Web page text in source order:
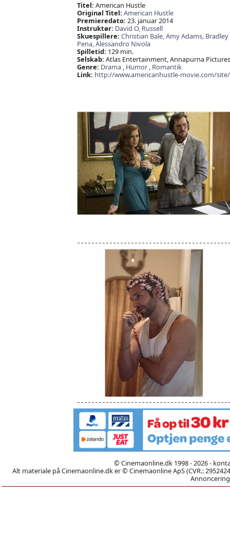
Titel: American Hustle
Original Titel: American Hustle
Premieredato: 23. januar 2014
Instruktør: David O, Russell
Skuespillere: Christian Bale,Amy Adams,
Pena,Alessandro Nivola
Spilletid: 129 min.
Selskab: Atlas Entertainment, Annapurna
Genre: Drama, Humor, Romantik
Link: http://www.americanhustle-movie.com/site/
© Cinemaonline.dk 1998 - 2026 -
Alt materiale på Cinemaonline.dk er © Cinemaonline ApS (CVR.: